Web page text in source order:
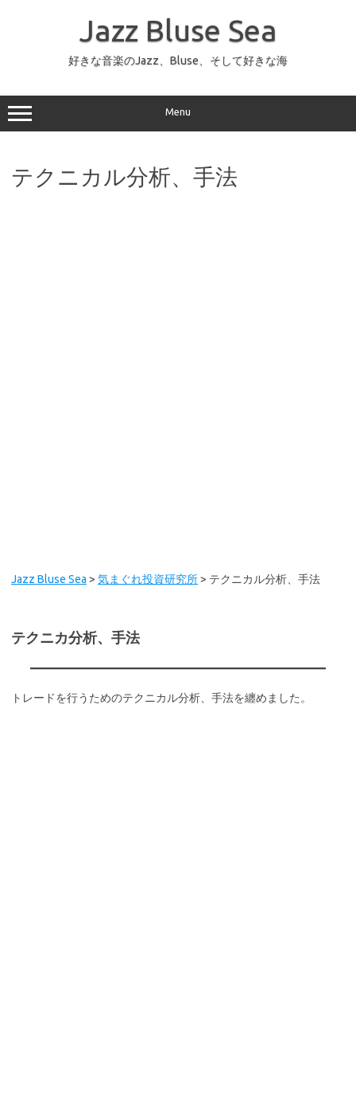
ッ
プ
Jazz Bluse Sea
好きな音楽のJazz、Bluse、そして好きな海
Menu
テクニカル分析、手法
Jazz Bluse Sea > 気まぐれ投資研究所> テクニカル分析、手法
テクニカ分析、手法
トレードを行うためのテクニカル分析、手法を纏めました。